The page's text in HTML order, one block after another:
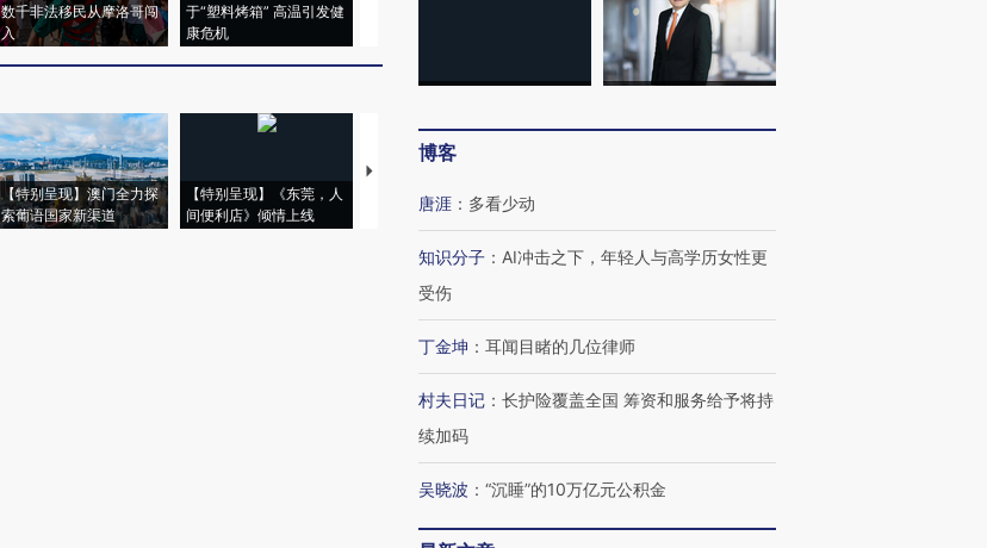
数千非法移民从摩洛哥闯
入
于“塑料烤箱” 高温引发健
康危机
粒摇头丸 尿检体内含3种
度Z世代 用街头抗争将教
育部长拱下台
【特别呈现】澳门全力探
索葡语国家新渠道
【特别呈现】《东莞，人
间便利店》倾情上线
【推广】走进第四届链博
会，让数智科技“链”接产
博客
唐涯 ： 多看少动
知识分子 ： AI冲击之下，年轻人与高学历女性更
受伤
丁金坤 ： 耳闻目睹的几位律师
村夫日记 ： 长护险覆盖全国 筹资和服务给予将持
续加码
吴晓波 ： “沉睡”的10万亿元公积金